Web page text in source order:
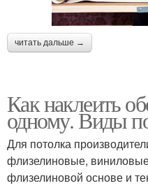
читать дальше →
Как наклеить
одному. Виды
Для потолка
флизелиновые,
флизелиновой основе и